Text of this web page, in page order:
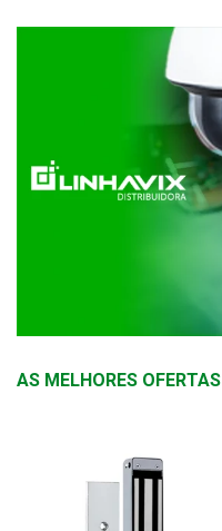
AS MELHORES OFERTAS